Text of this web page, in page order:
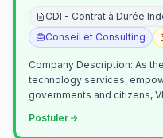
CDI - Contrat à Durée
Conseil et Consulting
Company Description: As the global leader in trusted
technology services,
governments and citizens,
Postuler